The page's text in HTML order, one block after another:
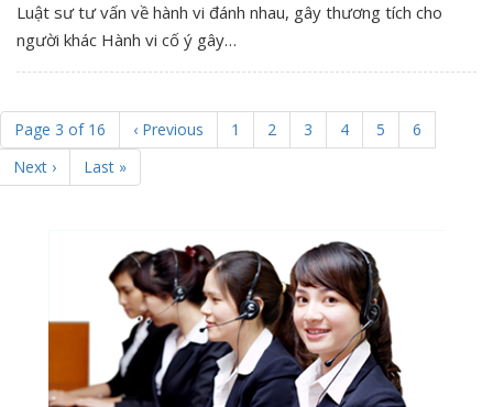
Luật sư tư vấn về hành vi đánh nhau, gây thương tích cho
người khác Hành vi cố ý gây…
Page 3 of 16 ‹ Previous 1 2 3 4 5
6
Next ›
Last »